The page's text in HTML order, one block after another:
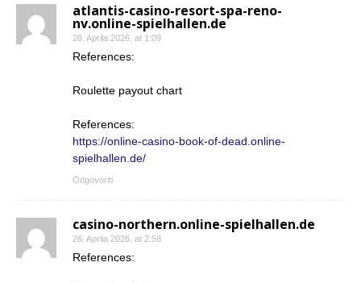
atlantis-casino-resort-spa-reno-
nv.online-spielhallen.de
26. Aprila 2026. at 1:09
References:
Roulette payout chart
References:
https://online-casino-book-of-dead.online-
spielhallen.de/
Odgovoriti
casino-northern.online-spielhallen.de
26. Aprila 2026. at 2:58
References: